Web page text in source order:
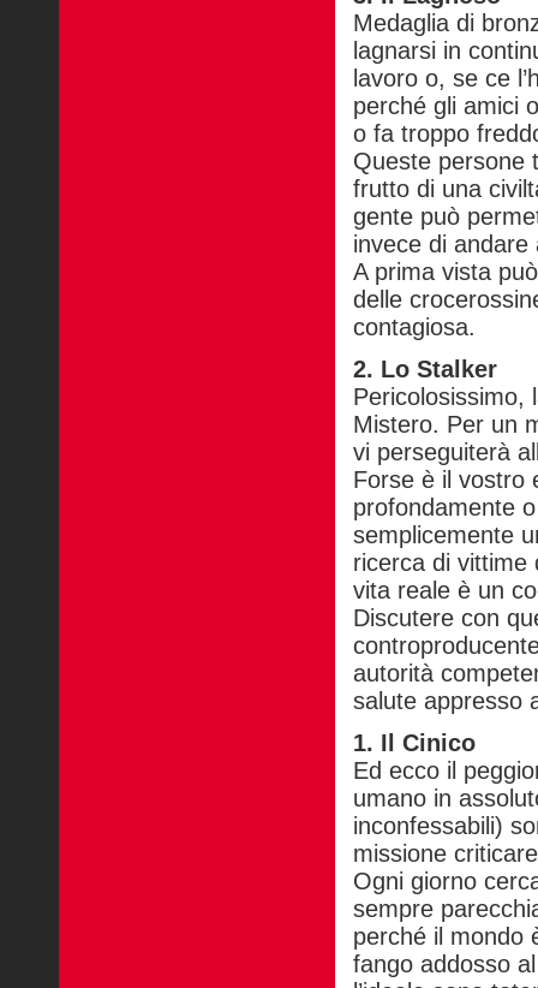
Medaglia di
lagnarsi in
lavoro o, se ce
perché gli amici
o fa troppo
Queste persone
frutto di una
gente può
invece di andare
A prima vista
delle
contagiosa.
2. Lo Stalker
Pericolosissimo,
Mistero. Per un
vi perseguiterà
Forse è il vostro
profondamente
semplicemente
ricerca di vittime
vita reale è un
Discutere con
autorità
salute appresso
1. Il Cinico
Ed ecco il
umano in
inconfessabili)
missione
Ogni giorno
sempre
perché il mondo
fango addosso